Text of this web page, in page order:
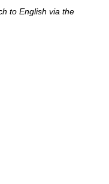
to English via the